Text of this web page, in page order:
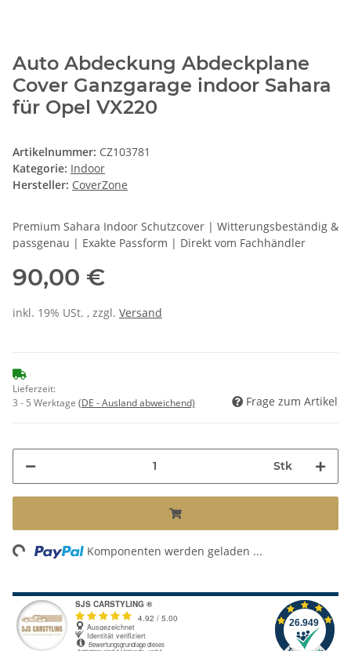
Auto Abdeckung Abdeckplane
Cover Ganzgarage indoor Sahara
für Opel VX220
Artikelnummer: CZ103781
Kategorie: Indoor
Hersteller: CoverZone
Premium Sahara Indoor Schutzcover | Witterungsbeständig &
passgenau | Exakte Passform | Direkt vom Fachhändler
90,00 €
inkl. 19% USt. , zzgl. Versand
Lieferzeit:
3 - 5 Werktage (DE - Ausland abweichend) Frage zum Artikel
Stk
Komponenten werden geladen ...